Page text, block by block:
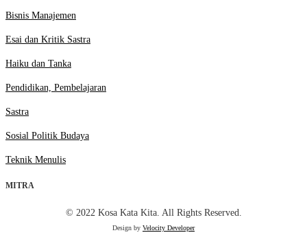
Bisnis Manajemen
Esai dan Kritik Sastra
Haiku dan Tanka
Pendidikan, Pembelajaran
Sastra
Sosial Politik Budaya
Teknik Menulis
MITRA
© 2022 Kosa Kata Kita. All Rights Reserved.
Design by Velocity Developer